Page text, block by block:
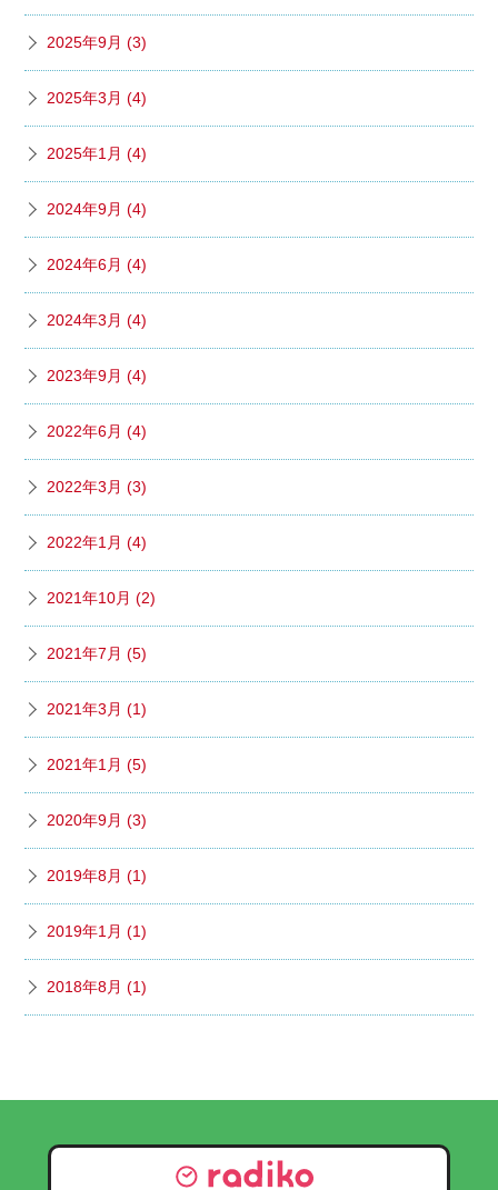
2025年9月 (3)
2025年3月 (4)
2025年1月 (4)
2024年9月 (4)
2024年6月 (4)
2024年3月 (4)
2023年9月 (4)
2022年6月 (4)
2022年3月 (3)
2022年1月 (4)
2021年10月 (2)
2021年7月 (5)
2021年3月 (1)
2021年1月 (5)
2020年9月 (3)
2019年8月 (1)
2019年1月 (1)
2018年8月 (1)